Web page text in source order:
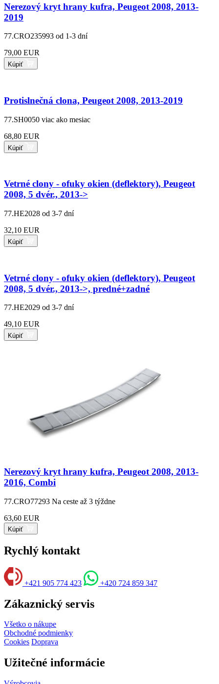
Nerezový kryt hrany kufra, Peugeot 2008, 2013-
2019
77.CRO235993 od 1-3 dní
79,00 EUR
Kúpiť
Protislnečná clona, Peugeot 2008, 2013-2019
77.SH0050 viac ako mesiac
68,80 EUR
Kúpiť
Vetrné clony - ofuky okien (deflektory), Peugeot
2008, 5 dvér., 2013->
77.HE2028 od 3-7 dní
32,10 EUR
Kúpiť
Vetrné clony - ofuky okien (deflektory), Peugeot
2008, 5 dvér., 2013->, predné+zadné
77.HE2029 od 3-7 dní
49,10 EUR
Kúpiť
Nerezový kryt hrany kufra, Peugeot 2008, 2013-
2016, Combi
77.CRO77293 Na ceste až 3 týždne
63,60 EUR
Kúpiť
Rychlý kontakt
+421 905 774 423 +420 724 859 347
Zákaznický servis
Všetko o nákupe
Obchodné podmienky
Cookies Doprava
Užitečné informácie